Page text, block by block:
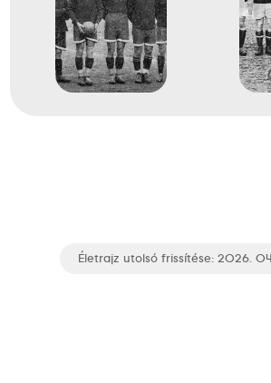
Életrajz utolsó frissítése: 2026.